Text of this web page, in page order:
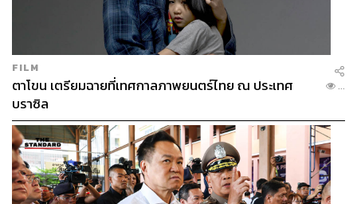
FILM
ตาโขน เตรียมฉายที่เทศกาลภาพยนตร์ไทย ณ ประเทศ
บราซิล
...